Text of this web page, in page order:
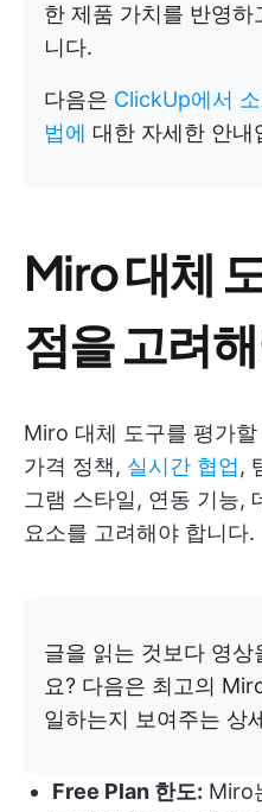
한 제품 가치를 반영
니다.
다음은 ClickUp에서
법에 대한 자세한 안내
Miro 대체
점을 고려
Miro 대체 도구를 평가
가격 정책, 실시간 협업 ,
그램 스타일, 연동 기능,
요소를 고려해야 합니다.
글을 읽는 것보다 영
요? 다음은 최고의
일하는지 보여주는 상
Free Plan 한도: Miro